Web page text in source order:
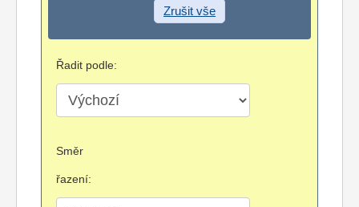
Zrušit vše
Řadit podle:
Směr
řazení: